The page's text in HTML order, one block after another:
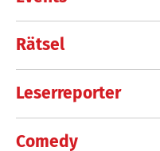
Rätsel
Leserreporter
Comedy